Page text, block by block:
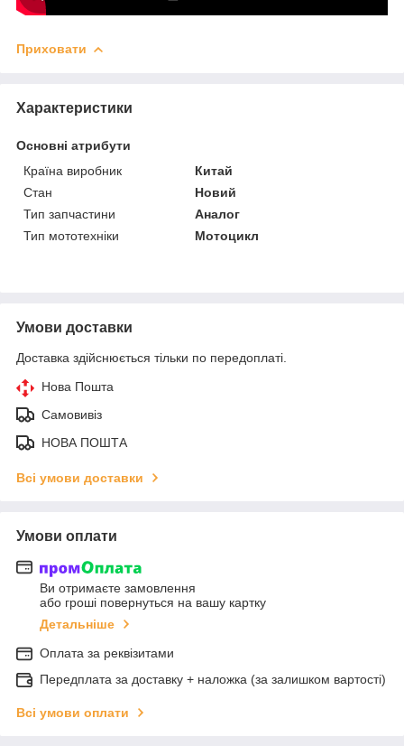
Приховати
Характеристики
Основні атрибути
Країна виробник
Китай
Стан
Новий
Тип запчастини
Аналог
Тип мототехніки
Мотоцикл
Умови доставки
Доставка здійснюється тільки по передоплаті.
Нова Пошта
Самовивіз
НОВА ПОШТА
Всі умови доставки
Умови оплати
Ви отримаєте замовлення
або гроші повернуться на вашу картку
Детальніше
Оплата за реквізитами
Передплата за доставку + наложка (за залишком вартості)
Всі умови оплати